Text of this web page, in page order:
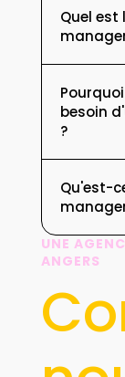
Quel
besoin
?
Qu'est-
UNE
ANGERS